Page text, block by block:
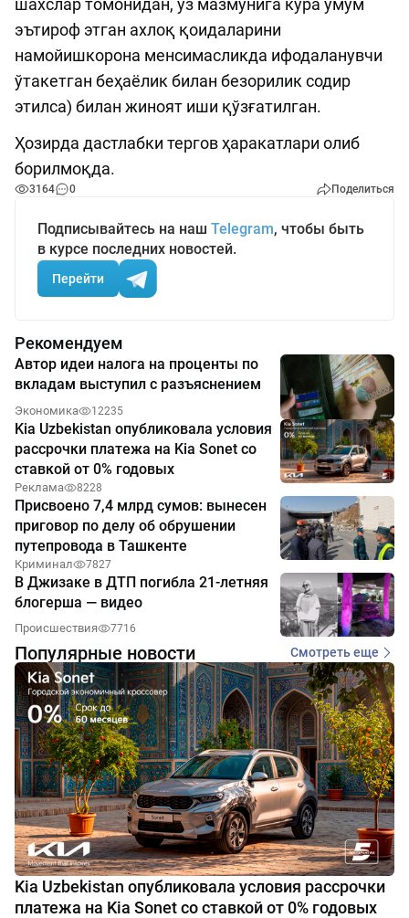
шахслар томонидан, ўз мазмунига кўра умум
эътироф этган ахлоқ қоидаларини
намойишкорона менсимасликда ифодаланувчи
ўтакетган беҳаёлик билан безорилик содир
этилса) билан жиноят иши қўзғатилган.
Ҳозирда дастлабки тергов ҳаракатлари олиб
борилмоқда.
3164 0 Поделиться
Подписывайтесь на наш Telegram, чтобы быть
в курсе последних новостей.
Перейти
Рекомендуем
Автор идеи налога на проценты по
вкладам выступил с разъяснением
Экономика 12235
Kia Uzbekistan опубликовала условия
рассрочки платежа на Kia Sonet со
ставкой от 0% годовых
Реклама 8228
Присвоено 7,4 млрд сумов: вынесен
приговор по делу об обрушении
путепровода в Ташкенте
Криминал 7827
В Джизаке в ДТП погибла 21-летняя
блогерша — видео
Происшествия 7716
Популярные новости Смотреть еще
Kia Uzbekistan опубликовала условия рассрочки
платежа на Kia Sonet со ставкой от 0% годовых